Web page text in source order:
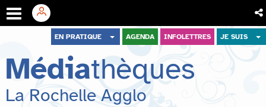
menu
contenu
recherche
EN PRATIQUE AGENDA INFOLETTRES JE SUIS
Médiathèques
La Rochelle Agglo